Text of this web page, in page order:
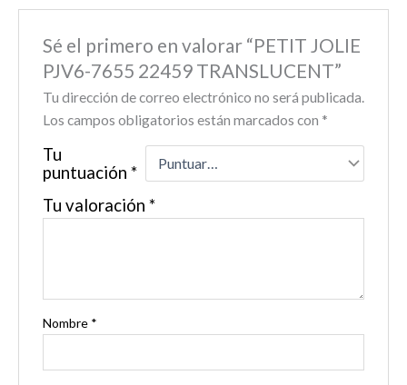
Sé el primero en valorar “PETIT JOLIE
PJV6-7655 22459 TRANSLUCENT”
Tu dirección de correo electrónico no será publicada.
Los campos obligatorios están marcados con *
Tu
puntuación *
Tu valoración *
Nombre *